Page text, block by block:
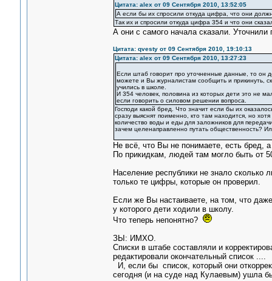
Цитата: alex от 09 Сентября 2010, 13:52:05
А если бы их спросили откуда цифра, что они
Так их и спросили откуда цифра 354 и что они
А они с самого начала сказали.
Цитата: qvesty от 09 Сентября 2010, 19:10:13
Цитата: alex от 09 Сентября 2010, 13:27:23
Если штаб говорит про уточненные данные, то он
можете и Вы журналистам сообщить и прикинуть,
учились в школе.
И 354 человек, половина из которых дети это не
если говорить о силовом решении вопроса.
Господи какой бред. Что значит если бы их
сразу выяснят поименно, кто там находится, но
количество воды и еды для заложников для
зачем целенаправленно путать общественность?
Не всё, что Вы не понимаете, есть бред,
По прикидкам, людей там могло быть от
Население республики не знало
только те цифры, которые он проверил.
Если же Вы настаиваете, на том, что
у которого дети ходили в школу.
Что теперь непонятно?
ЗЫ: ИМХО.
Списки в штабе составляли и
редактировали окончательный список ....
И, если бы список, который они
сегодня (и на суде над Кулаевым) ушла